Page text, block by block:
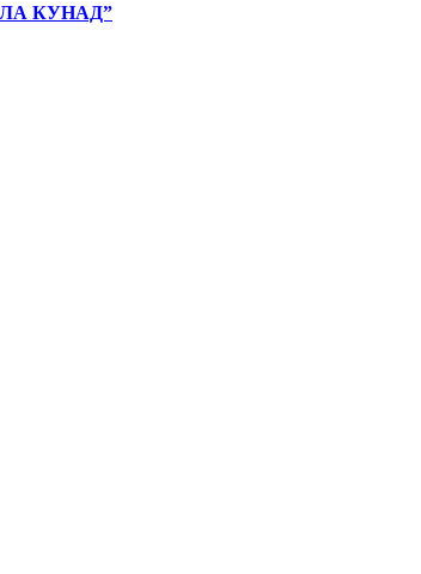
КУНАД”